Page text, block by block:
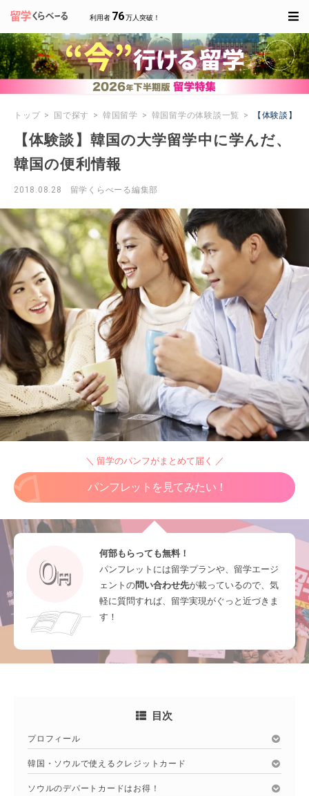
利用者 76万人突破！
トップ 国で探す 韓国留学 韓国留学の体験談一覧 【体験談】
【体験談】韓国の大学留学中に学んだ、
韓国の便利情報
2018.08.28 留学くらべーる編集部
＼ 留学のパンフがまとめて届く ／
パンフレットを見てみたい！
何部もらっても無料！
パンフレットには留学プランや、留学エージ
ェントの問い合わせ先が載っているので、気
軽に質問すれば、留学実現がぐっと近づきま
す！
目次
プロフィール
韓国・ソウルで使えるクレジットカード
ソウルのデパートカードはお得！